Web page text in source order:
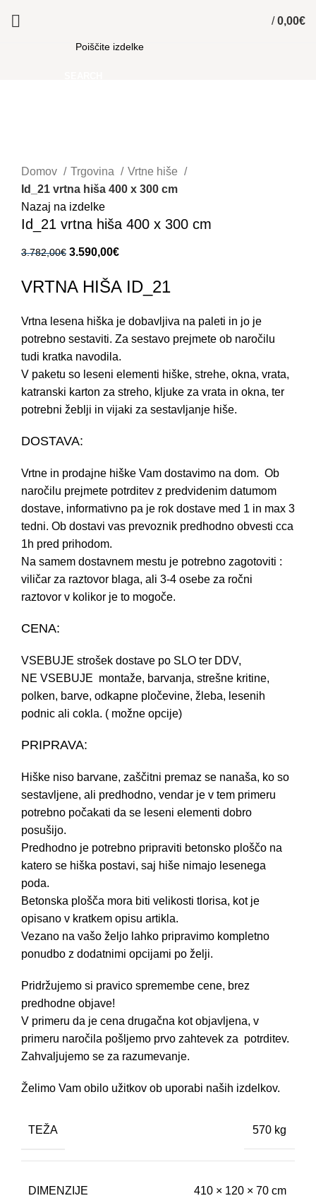
/ 0,00€
Domov
Trgovina
Vrtne hiše
Id_21 vrtna hiša 400 x 300 cm
Nazaj na izdelke
Id_21 vrtna hiša 400 x 300 cm
3.782,00€ Izvirna cena je bila: 3.782,00€.
3.590,00€
VRTNA HIŠA ID_21
Vrtna lesena hiška je dobavljiva na paleti in jo je
potrebno sestaviti. Za sestavo prejmete ob naročilu
tudi kratka navodila.
V paketu so leseni elementi hiške, strehe, okna, vrata,
katranski karton za streho, kljuke za vrata in okna, ter
potrebni žeblji in vijaki za sestavljanje hiše.
DOSTAVA:
Vrtne in prodajne hiške Vam dostavimo na dom. Ob
naročilu prejmete potrditev z predvidenim datumom
dostave, informativno pa je rok dostave med 1 in max 3
tedni. Ob dostavi vas prevoznik predhodno obvesti cca
1h pred prihodom.
Na samem dostavnem mestu je potrebno zagotoviti :
viličar za raztovor blaga, ali 3-4 osebe za ročni
raztovor v kolikor je to mogoče.
CENA:
VSEBUJE strošek dostave po SLO ter DDV,
NE VSEBUJE montaže, barvanja, strešne kritine,
polken, barve, odkapne pločevine, žleba, lesenih
podnic ali cokla. ( možne opcije)
PRIPRAVA:
Hiške niso barvane, zaščitni premaz se nanaša, ko so
sestavljene, ali predhodno, vendar je v tem primeru
potrebno počakati da se leseni elementi dobro
posušijo.
Predhodno je potrebno pripraviti betonsko ploščo na
katero se hiška postavi, saj hiše nimajo lesenega
poda.
Betonska plošča mora biti velikosti tlorisa, kot je
opisano v kratkem opisu artikla.
Vezano na vašo željo lahko pripravimo kompletno
ponudbo z dodatnimi opcijami po želji.
Pridržujemo si pravico spremembe cene, brez
predhodne objave!
V primeru da je cena drugačna kot objavljena, v
primeru naročila pošljemo prvo zahtevek za potrditev.
Zahvaljujemo se za razumevanje.
Želimo Vam obilo užitkov ob uporabi naših izdelkov.
TEŽA 570 kg
DIMENZIJE 410 × 120 × 70 cm